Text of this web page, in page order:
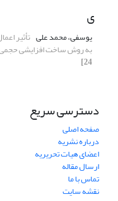
ی
یوسفی، محمد علی تأثیر
به روش ساخت افزایشی
24]
دسترسی سریع
صفحه اصلی
درباره نشریه
اعضای هیات تحریریه
ارسال مقاله
تماس با ما
نقشه سایت